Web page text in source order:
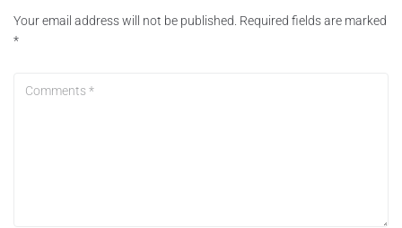
Your email address will not be published. Required fields are marked
*